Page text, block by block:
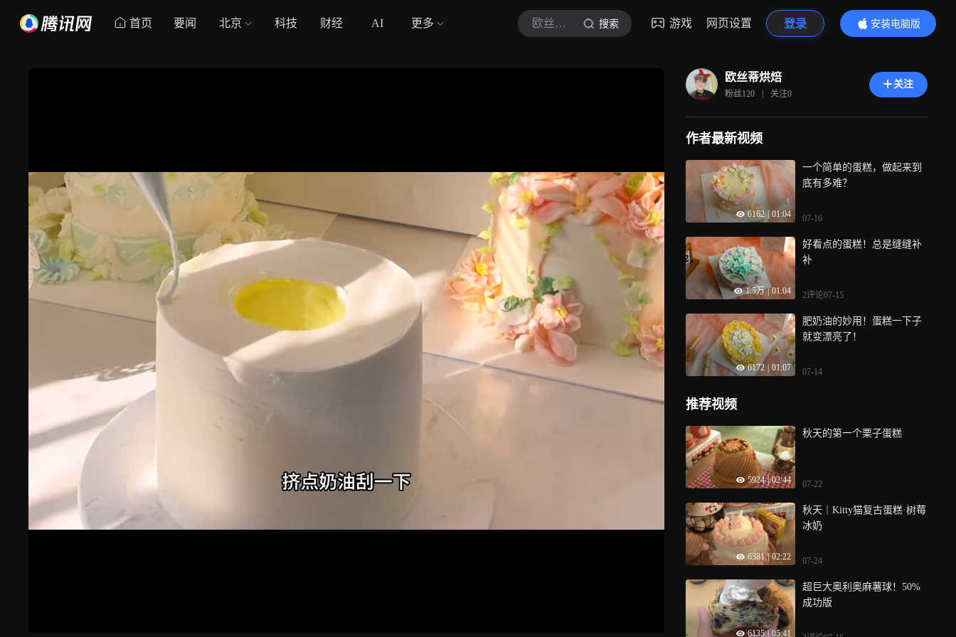
首页 要闻 北京 科技 财经 AI 更多 欧丝蒂烘焙 搜索 游戏 网页设置 登录
安装电脑版
内容更精彩
欧丝蒂烘焙
粉丝120 | 关注0
关注
作者最新视频
6162 | 01:04
一个简单的蛋糕，做起来到
底有多难？
07-16
1.5万 | 01:04
好看点的蛋糕！总是缝缝补
补
2评论07-15
6172 01:07
肥奶油的妙用！蛋糕一下子
就变漂亮了！
07-14
推荐视频
5924 | 02:44
秋天的第一个栗子蛋糕
07-22
6381 | 02:22
秋天｜Kitty猫复古蛋糕·树莓
冰奶
07-24
6135 | 05:41
超巨大奥利奥麻薯球！50%
成功版